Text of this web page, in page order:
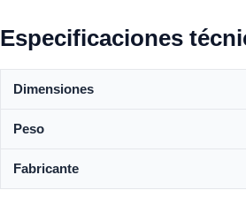
Especificaciones
Dimensiones
Peso
Fabricante